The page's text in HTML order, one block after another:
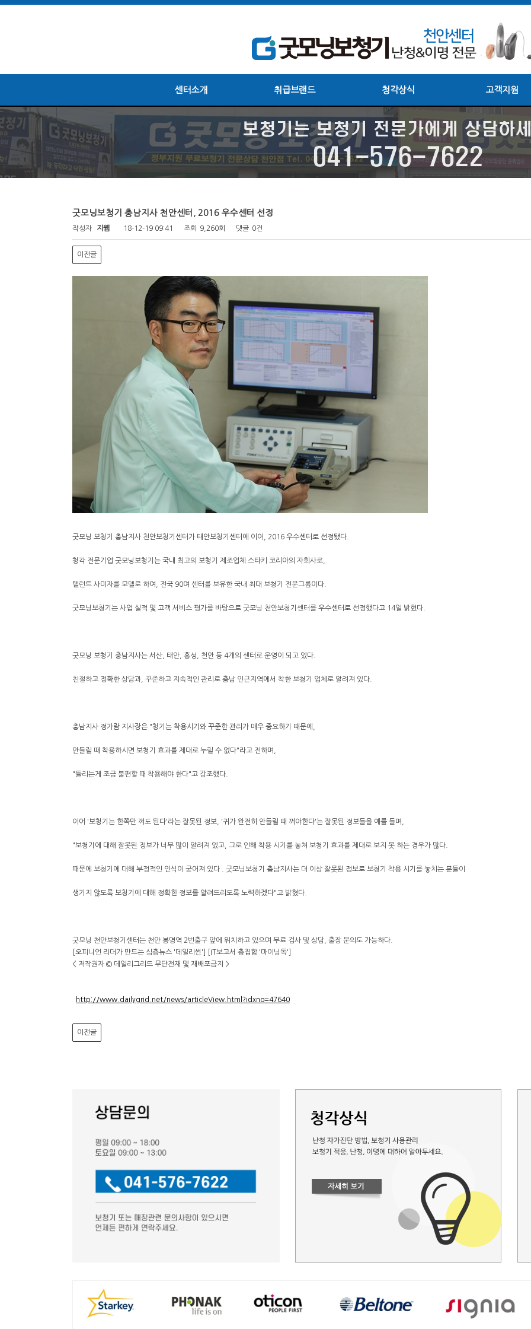
센터소개 취급브랜드 청각상식 고객지원
굿모닝보청기 충남지사 천안센터, 2016 우수센터 선정
작성자 지웹 18-12-19 09:41 조회 9,260회 댓글 0건
이전글
굿모닝 보청기 충남지사 천안보청기센터가 태안보청기센터에 이어, 2016 우수센터로 선정됐다.
청각 전문기업 굿모닝보청기는 국내 최고의 보청기 제조업체 스타키 코리아의 자회사로,
탤런트 사미자를 모델로 하여, 전국 90여 센터를 보유한 국내 최대 보청기 전문그룹이다.
굿모닝보청기는 사업 실적 및 고객 서비스 평가를 바탕으로 굿모닝 천안보청기센터를 우수센터로 선정했다고 14일 밝혔다.
굿모닝 보청기 충남지사는 서산, 태안, 홍성, 천안 등 4개의 센터로 운영이 되고 있다.
친절하고 정확한 상담과, 꾸준하고 지속적인 관리로 충남 인근지역에서 착한 보청기 업체로 알려져 있다.
충남지사 정가람 지사장은 "청기는 착용시기와 꾸준한 관리가 매우 중요하기 때문에,
안들릴 때 착용하시면 보청기 효과를 제대로 누릴 수 없다"라고 전하며,
"들리는게 조금 불편할 때 착용해야 한다"고 강조했다.
이어 '보청기는 한쪽만 껴도 된다'라는 잘못된 정보, '귀가 완전히 안들릴 때 껴야한다'는 잘못된 정보들을 예를 들며,
"보청기에 대해 잘못된 정보가 너무 많이 알려져 있고, 그로 인해 착용 시기를 놓쳐 보청기 효과를 제대로 보지 못 하는 경우가 많다.
때문에 보청기에 대해 부정적인 인식이 굳어져 있다 . 굿모닝보청기 충남지사는 더 이상 잘못된 정보로 보청기 착용 시기를 놓치는 분들이
생기지 않도록 보청기에 대해 정확한 정보를 알려드리도록 노력하겠다"고 밝혔다.
굿모닝 천안보청기센터는 천안 봉명역 2번출구 앞에 위치하고 있으며 무료 검사 및 상담, 출장 문의도 가능하다.
[오피니언 리더가 만드는 심층뉴스 '데일리썬'] [IT보고서 총집합 '마이닝독']
< 저작권자 © 데일리그리드 무단전재 및 재배포금지 >
http://www.dailygrid.net/news/articleView.html?idxno=47640
이전글